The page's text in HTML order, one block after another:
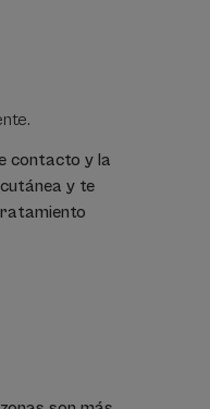
contacto y la
y te